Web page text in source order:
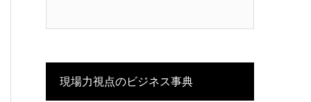
現場力視点のビジネス事典